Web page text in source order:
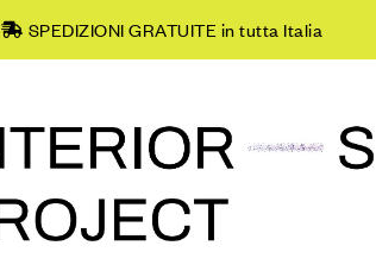
SPEDIZIONI GRATUITE in tutta Italia